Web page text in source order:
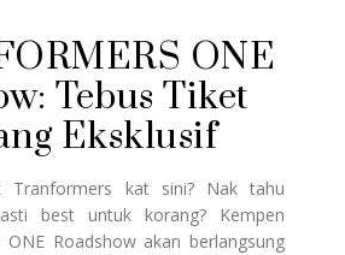
ONE
Tebus Tiket
Eksklusif
Tranformers kat sini? Nak tahu
best untuk korang? Kempen
ONE Roadshow akan berlangsung